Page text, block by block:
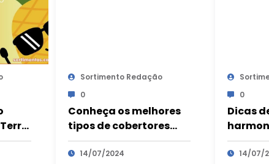
e
Sortimento Redação
0
Conheça os melhores
tipos de cobertores
para se aquecer no
inverno
14/07/2024
0
Dicas
fondue
14/07/